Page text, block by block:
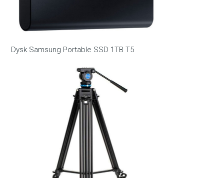
Dysk Samsung Portable SSD 1TB T5